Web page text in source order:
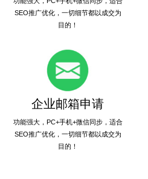
SEO推广优化，一切细节都以成交为
目的！
企业邮箱申请
功能强大，PC+手机+微信同步，适合
SEO推广优化，一切细节都以成交为
目的！